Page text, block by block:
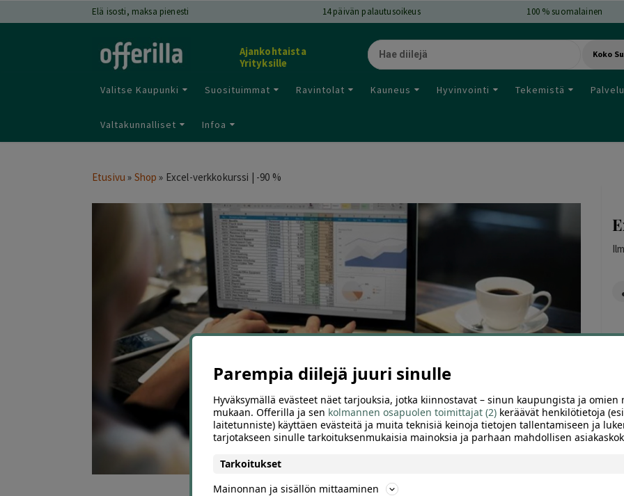
Elä isosti, maksa pienesti 14päivän palautusoikeus 100 % suomalainen
Ajankohtaista
Yrityksille
Koko
Valitse Kaupunki Suosituimmat Ravintolat Kauneus Hyvinvointi Tekemistä
Valtakunnalliset Infoa
Etusivu » Shop » Excel-verkkokurssi | -90 %
Parempia diilejä juuri sinulle
Hyväksymällä evästeet näet tarjouksia, jotka kiinnostavat – sinun kaupungista ja omien
mukaan. Offerilla ja sen kolmannen osapuolen toimittajat (2) keräävät henkilötietoja
laitetunniste) käyttäen evästeitä ja muita teknisiä keinoja tietojen tallentamiseen ja
tarjotakseen sinulle tarkoituksenmukaisia mainoksia ja parhaan mahdollisen
Tarkoitukset
Mainonnan ja sisällön mittaaminen